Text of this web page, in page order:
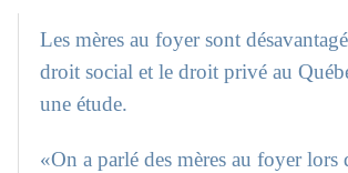
Les mères au foyer sont
droit social et le droit privé au
une étude.
«On a parlé des mères au foyer lors